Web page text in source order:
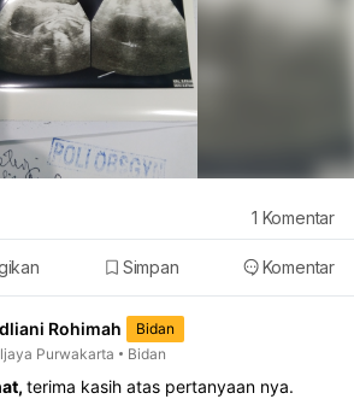
Simpan Komentar
1 Komentar
Rohimah
Bidan
Purwakarta
Bidan
terima kasih atas pertanyaan nya.